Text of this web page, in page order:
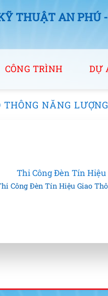
THUẬT AN PHÚ
CÔNG TRÌNH DỰ
NĂNG
Thi Công Đèn Tín
Công Đèn Tín Hiệu Giao